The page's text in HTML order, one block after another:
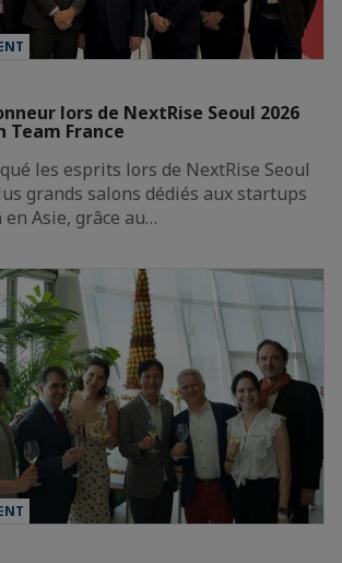
lors de NextRise Seoul 2026
Team France
les esprits lors de NextRise Seoul
grands salons dédiés aux startups
Asie, grâce au…